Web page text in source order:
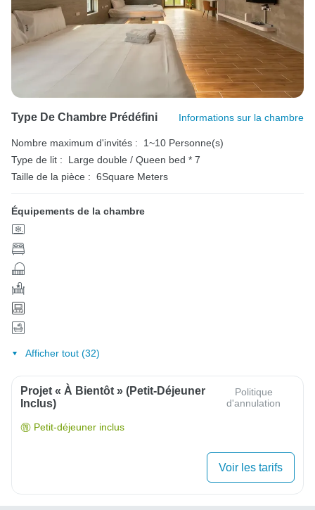
Type De Chambre Prédéfini Informations sur la chambre
Nombre maximum d'invités :
1~10 Personne(s)
Type de lit :
Large double / Queen bed * 7
Taille de la pièce : 6Square Meters
Équipements de la chambre
Afficher tout (32)
Projet « À Bientôt » (Petit-Déjeuner
Inclus)
Politique
d'annulation
Petit-déjeuner inclus
Voir les tarifs